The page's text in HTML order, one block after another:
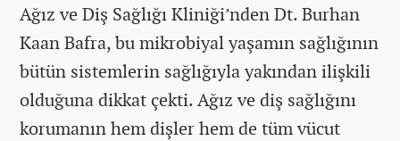
Ağız ve Diş Sağlığı Kliniği’nden Dt. Burhan
Kaan Bafra, bu mikrobiyal yaşamın sağlığının
bütün sistemlerin sağlığıyla yakından ilişkili
olduğuna dikkat çekti.Ağız ve diş sağlığını
korumanın hem dişler hem de tüm vücut